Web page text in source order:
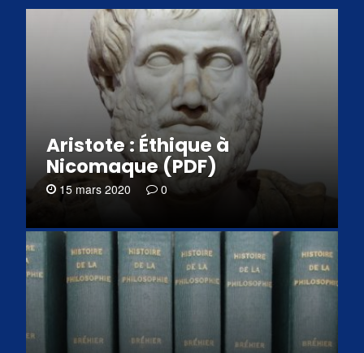
Aristote : Éthique à
Nicomaque (PDF)
15 mars 2020 0